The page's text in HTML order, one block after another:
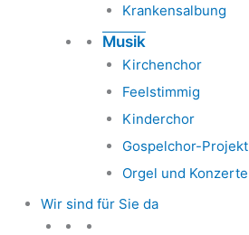
Krankensalbung
Musik
Kirchenchor
Feelstimmig
Kinderchor
Gospelchor-Projekt
Orgel und Konzerte
Wir sind für Sie da